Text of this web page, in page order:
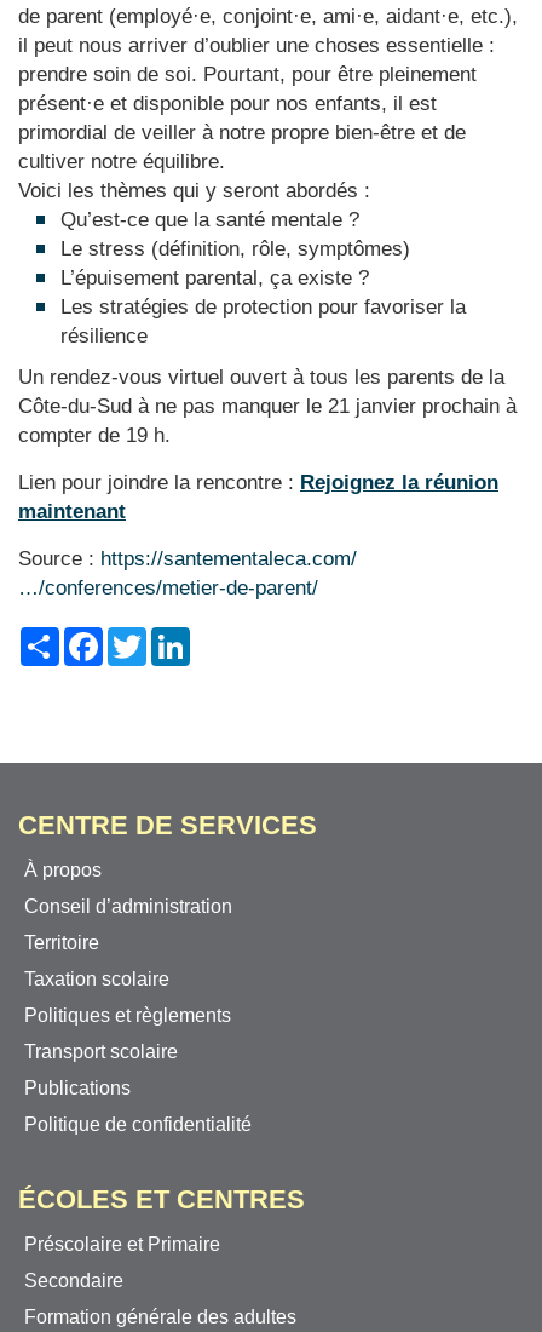
de parent (employé·e, conjoint·e, ami·e, aidant·e, etc.),
il peut nous arriver d’oublier une choses essentielle :
prendre soin de soi. Pourtant, pour être pleinement
présent·e et disponible pour nos enfants, il est
primordial de veiller à notre propre bien-être et de
cultiver notre équilibre.
Voici les thèmes qui y seront abordés :
Qu’est-ce que la santé mentale ?
Le stress (définition, rôle, symptômes)
L’épuisement parental, ça existe ?
Les stratégies de protection pour favoriser la
résilience
Un rendez-vous virtuel ouvert à tous les parents de la
Côte-du-Sud à ne pas manquer le 21 janvier prochain à
compter de 19 h.
Lien pour joindre la rencontre : Rejoignez la réunion
maintenant
Source : https://santementaleca.com/
…/conferences/metier-de-parent/
ShareFacebook
Twitter
CENTRE DE SERVICES
À propos
Conseil d’administration
Territoire
Taxation scolaire
Politiques et règlements
Transport scolaire
Publications
Politique de confidentialité
ÉCOLES ET CENTRES
Préscolaire et Primaire
Secondaire
Formation générale des adultes